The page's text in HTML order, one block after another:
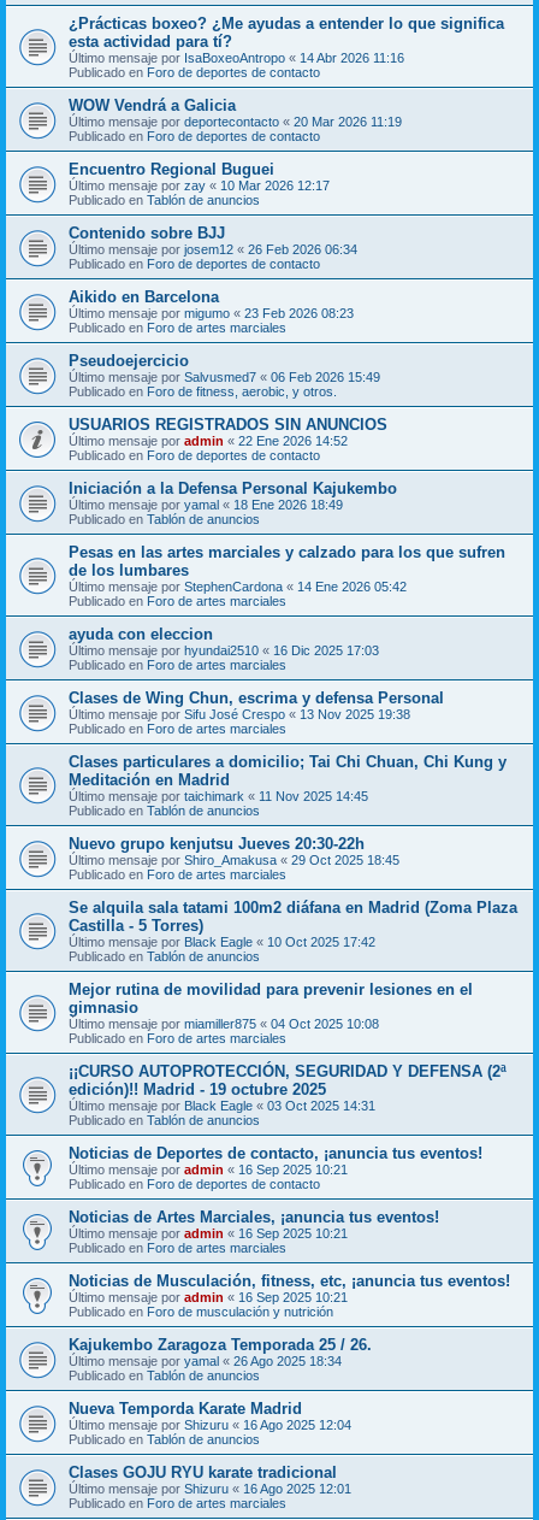
¿Prácticas boxeo? ¿Me ayudas a entender lo que significa
esta actividad para tí?
Último mensaje por IsaBoxeoAntropo « 14 Abr 2026 11:16
Publicado en Foro de deportes de contacto
WOW Vendrá a Galicia
Último mensaje por deportecontacto « 20 Mar 2026 11:19
Publicado en Foro de deportes de contacto
Encuentro Regional Buguei
Último mensaje por zay « 10 Mar 2026 12:17
Publicado en Tablón de anuncios
Contenido sobre BJJ
Último mensaje por josem12 « 26 Feb 2026 06:34
Publicado en Foro de deportes de contacto
Aikido en Barcelona
Último mensaje por migumo « 23 Feb 2026 08:23
Publicado en Foro de artes marciales
Pseudoejercicio
Último mensaje por Salvusmed7 « 06 Feb 2026 15:49
Publicado en Foro de fitness, aerobic, y otros.
USUARIOS REGISTRADOS SIN ANUNCIOS
Último mensaje por admin « 22 Ene 2026 14:52
Publicado en Foro de deportes de contacto
Iniciación a la Defensa Personal Kajukembo
Último mensaje por yamal « 18 Ene 2026 18:49
Publicado en Tablón de anuncios
Pesas en las artes marciales y calzado para los que sufren
de los lumbares
Último mensaje por StephenCardona « 14 Ene 2026 05:42
Publicado en Foro de artes marciales
ayuda con eleccion
Último mensaje por hyundai2510 « 16 Dic 2025 17:03
Publicado en Foro de artes marciales
Clases de Wing Chun, escrima y defensa Personal
Último mensaje por Sifu José Crespo « 13 Nov 2025 19:38
Publicado en Foro de artes marciales
Clases particulares a domicilio; Tai Chi Chuan, Chi Kung y
Meditación en Madrid
Último mensaje por taichimark « 11 Nov 2025 14:45
Publicado en Tablón de anuncios
Nuevo grupo kenjutsu Jueves 20:30-22h
Último mensaje por Shiro_Amakusa « 29 Oct 2025 18:45
Publicado en Foro de artes marciales
Se alquila sala tatami 100m2 diáfana en Madrid (Zoma Plaza
Castilla - 5 Torres)
Último mensaje por Black Eagle « 10 Oct 2025 17:42
Publicado en Tablón de anuncios
Mejor rutina de movilidad para prevenir lesiones en el
gimnasio
Último mensaje por miamiller875 « 04 Oct 2025 10:08
Publicado en Foro de artes marciales
¡¡CURSO AUTOPROTECCIÓN, SEGURIDAD Y DEFENSA (2ª
edición)!! Madrid - 19 octubre 2025
Último mensaje por Black Eagle « 03 Oct 2025 14:31
Publicado en Tablón de anuncios
Noticias de Deportes de contacto, ¡anuncia tus eventos!
Último mensaje por admin « 16 Sep 2025 10:21
Publicado en Foro de deportes de contacto
Noticias de Artes Marciales, ¡anuncia tus eventos!
Último mensaje por admin « 16 Sep 2025 10:21
Publicado en Foro de artes marciales
Noticias de Musculación, fitness, etc, ¡anuncia tus eventos!
Último mensaje por admin « 16 Sep 2025 10:21
Publicado en Foro de musculación y nutrición
Kajukembo Zaragoza Temporada 25 / 26.
Último mensaje por yamal « 26 Ago 2025 18:34
Publicado en Tablón de anuncios
Nueva Temporda Karate Madrid
Último mensaje por Shizuru « 16 Ago 2025 12:04
Publicado en Tablón de anuncios
Clases GOJU RYU karate tradicional
Último mensaje por Shizuru « 16 Ago 2025 12:01
Publicado en Foro de artes marciales